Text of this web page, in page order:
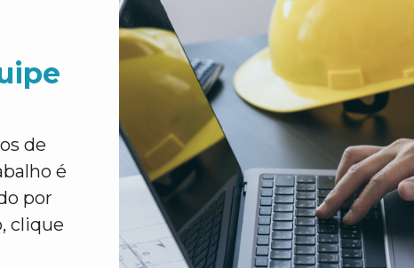
de
é
por
clique